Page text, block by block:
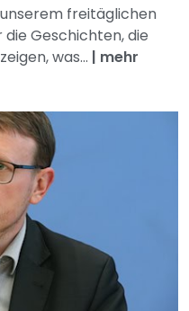
freitäglichen
Geschichten, die
was... | mehr